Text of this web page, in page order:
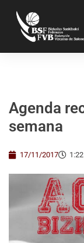
Agenda
semana
17/11/2017